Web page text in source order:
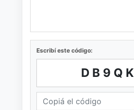
Escribí este código:
DB9QK